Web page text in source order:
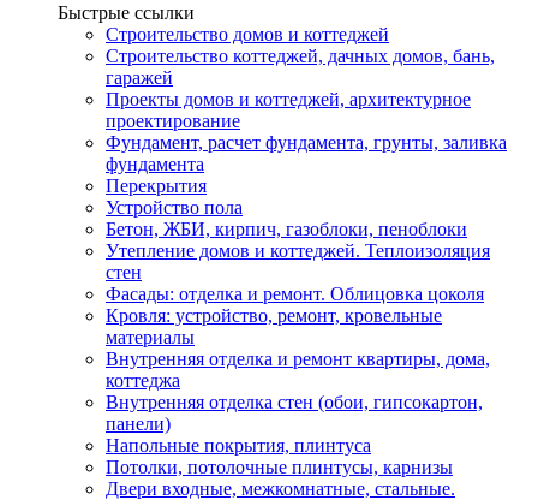
Быстрые ссылки
Строительство домов и коттеджей
Строительство коттеджей, дачных домов, бань,
гаражей
Проекты домов и коттеджей, архитектурное
проектирование
Фундамент, расчет фундамента, грунты, заливка
фундамента
Перекрытия
Устройство пола
Бетон, ЖБИ, кирпич, газоблоки, пеноблоки
Утепление домов и коттеджей. Теплоизоляция
стен
Фасады: отделка и ремонт. Облицовка цоколя
Кровля: устройство, ремонт, кровельные
материалы
Внутренняя отделка и ремонт квартиры, дома,
коттеджа
Внутренняя отделка стен (обои, гипсокартон,
панели)
Напольные покрытия, плинтуса
Потолки, потолочные плинтусы, карнизы
Двери входные, межкомнатные, стальные.